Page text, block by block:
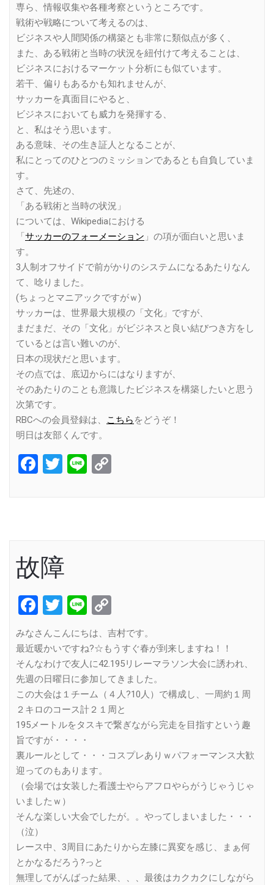
専ら、情報収集や各種考察というところです。
戦術や戦略について考えるのは、
ビジネスや人間関係の構築とも非常に類似点が多く、
また、ある戦術と当時の状況を紐付けて考えることは、
ビジネスにおけるマーケット分析にも似ています。
若干、偏りもあるかも知れませんが、
サッカーを真面目にやると、
ビジネスにおいても威力を発揮する、
と、私はそう思います。
ある意味、その生き証人となることが、
私にとってのひとつのミッションであるとも自負していま
す。
さて、先述の、
「ある戦術と当時の状況」
については、Wikipediaにおける
「 サッカーのフォーメーション 」の項が面白いと思いま
す。
3人制オフサイドで前がかりのシステムになるあたりなん
て、唸りました。
(ちょっとマニアックですがｗ)
サッカーは、世界最大規模の「文化」ですが、
まだまだ、その「文化」がビジネスと良い結びつき方をし
ているとは言い難いのが、
日本の現状だと思います。
その点では、底辺からにはなりますが、
そのあたりのことも意識したビジネスを構築したいと思う
次第です。
RBCへの会員登録は、
こちら をどうぞ！
明日は友部くんです。
Facebook
Twitter
Line
故障
Facebook
Twitter
Line
Link
みなさんこんにちは、吉村です。
最近暖かいですね?☆もうすぐ春が到来しますね！！
そんなわけで友人に42.195リレーマラソン大会に誘われ、
先週の日曜日に参加してきました。
この大会は１チーム（４人?10人）で構成し、一周約１周
２キロのコース計２１周と
195メートルをタスキで繋ぎながら完走を目指すという趣
旨ですが・・・・
裏ルールとして・・・コスプレありｗパフォーマンス大歓
迎ってのもあります。
（会場では女装した看護士やらアフロやらがうじゃうじゃ
いましたｗ）
そんな楽しい大会でしたが。。やってしまいました・・・
（泣）
レース中、3周目にあたりから左膝に異変を感じ、まぁ何
とかなるだろう?っと
無理してがんばった結果、、、最後はカクカクにしながら